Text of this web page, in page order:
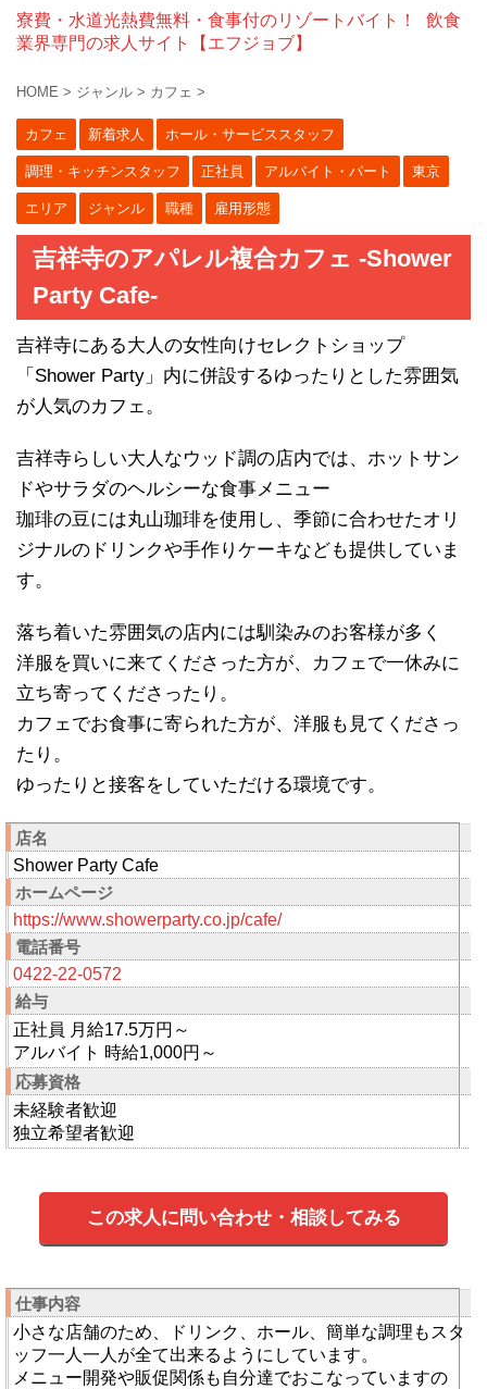
寮費・水道光熱費無料・食事付のリゾートバイト！
飲食
業界専門の求人サイト【エフジョブ】
HOME > ジャンル > カフェ >
カフェ 新着求人 ホール・サービススタッフ
調理・キッチンスタッフ 正社員 アルバイト・パート 東京
エリア ジャンル 職種 雇用形態
吉祥寺のアパレル複合カフェ -Shower
Party Cafe-
吉祥寺にある大人の女性向けセレクトショップ
「Shower Party」内に併設するゆったりとした雰囲気
が人気のカフェ。
吉祥寺らしい大人なウッド調の店内では、ホットサン
ドやサラダのヘルシーな食事メニュー
珈琲の豆には丸山珈琲を使用し、季節に合わせたオリ
ジナルのドリンクや手作りケーキなども提供していま
す。
落ち着いた雰囲気の店内には馴染みのお客様が多く
洋服を買いに来てくださった方が、カフェで一休みに
立ち寄ってくださったり。
カフェでお食事に寄られた方が、洋服も見てくださっ
たり。
ゆったりと接客をしていただける環境です。
店名
Shower Party Cafe
ホームページ
https://www.showerparty.co.jp/cafe/
電話番号
0422-22-0572
給与
正社員 月給17.5万円～
アルバイト 時給1,000円～
応募資格
未経験者歓迎
独立希望者歓迎
この求人に問い合わせ・相談してみる
仕事内容
小さな店舗のため、ドリンク、ホール、簡単な調理もスタ
ッフ一人一人が全て出来るようにしています。
メニュー開発や販促関係も自分達でおこなっていますの